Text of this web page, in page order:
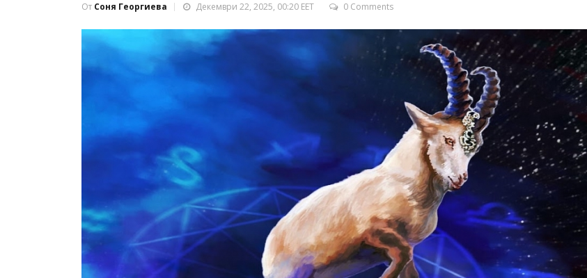
От Соня Георгиева Декември 22, 2025, 00:20 EET 0 Comments